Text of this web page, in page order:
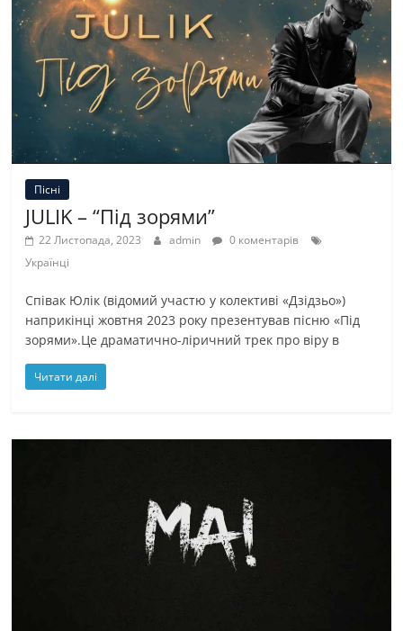
Пісні
JULIK – “Під зорями”
22 Листопада, 2023 admin
0 коментарів
Українці
Співак Юлік (відомий участю у колективі «Дзідзьо»)
наприкінці жовтня 2023 року презентував пісню «Під
зорями».Це драматично-ліричний трек про віру в
Читати далі